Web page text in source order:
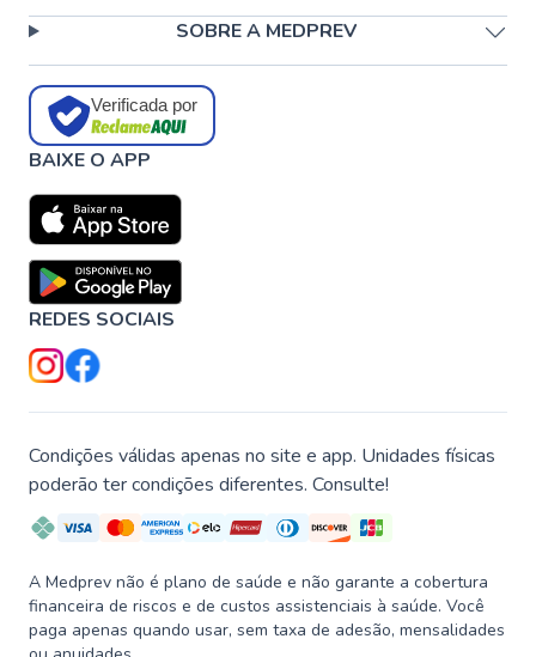
SOBRE A MEDPREV
Verificada por
BAIXE O APP
REDES SOCIAIS
Condições válidas apenas no site e app. Unidades físicas
poderão ter condições diferentes. Consulte!
A Medprev não é plano de saúde e não garante a cobertura
financeira de riscos e de custos assistenciais à saúde. Você
paga apenas quando usar, sem taxa de adesão, mensalidades